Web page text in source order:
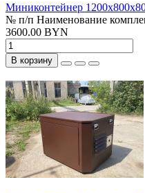
Миниконтейнер
№ п/п Наименование
3600.00 BYN
В корзину